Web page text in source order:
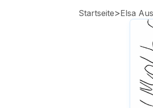
Startseite>Elsa